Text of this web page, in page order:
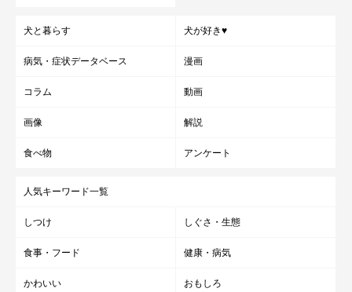
犬と暮らす 犬が好き♥
病気・症状データベース 漫画
コラム 動画
画像 解説
食べ物 アンケート
人気キーワード一覧
しつけ しぐさ・生態
食事・フード 健康・病気
かわいい おもしろ